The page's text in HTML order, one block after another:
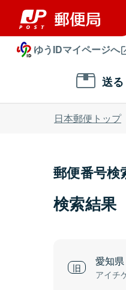
ゆうIDマイページへ
送る
日本郵便トップ
郵便番号検
検索結果
愛知県
アイチ